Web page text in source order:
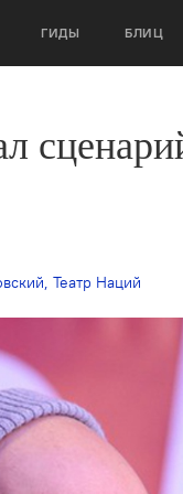
ГИДЫ БЛИЦ
, Театр Наций